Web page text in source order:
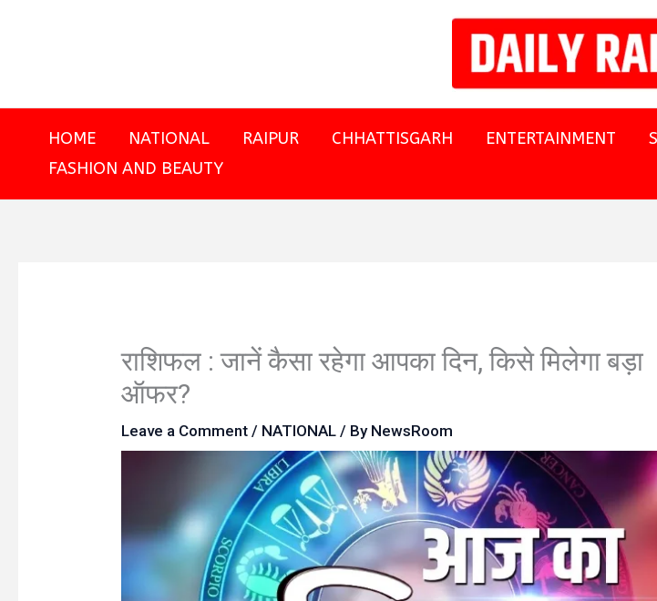
HOME NATIONAL RAIPUR CHHATTISGARH ENTERTAINMENT
FASHION AND BEAUTY
राशिफल : जानें कैसा रहेगा आपका दिन, किसे मिलेगा बड़ा
ऑफर?
Leave a Comment / NATIONAL / By NewsRoom